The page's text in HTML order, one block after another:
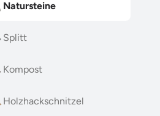
Natursteine
Splitt
Kompost
Holzhackschnitzel